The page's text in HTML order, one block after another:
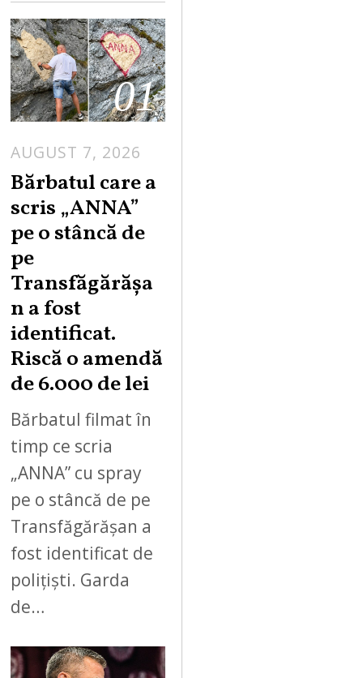
01
AUGUST 7, 2026
Bărbatul care a
scris „ANNA”
pe o stâncă de
pe
Transfăgărășa
n a fost
identificat.
Riscă o amendă
de 6.000 de lei
Bărbatul filmat în
timp ce scria
„ANNA” cu spray
pe o stâncă de pe
Transfăgărășan a
fost identificat de
polițiști. Garda
de…